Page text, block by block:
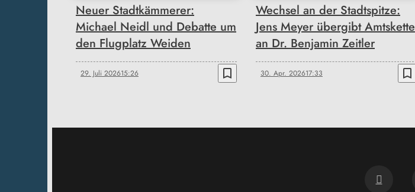
Neuer Stadtkämmerer:
Michael Neidl und Debatte um
den Flugplatz Weiden
29. Juli 202615:26 bookmark_border
Wechsel an der Stadtspitze:
Jens Meyer übergibt Amtskette
an Dr. Benjamin Zeitler
30. Apr. 202617:33 bookmark_border